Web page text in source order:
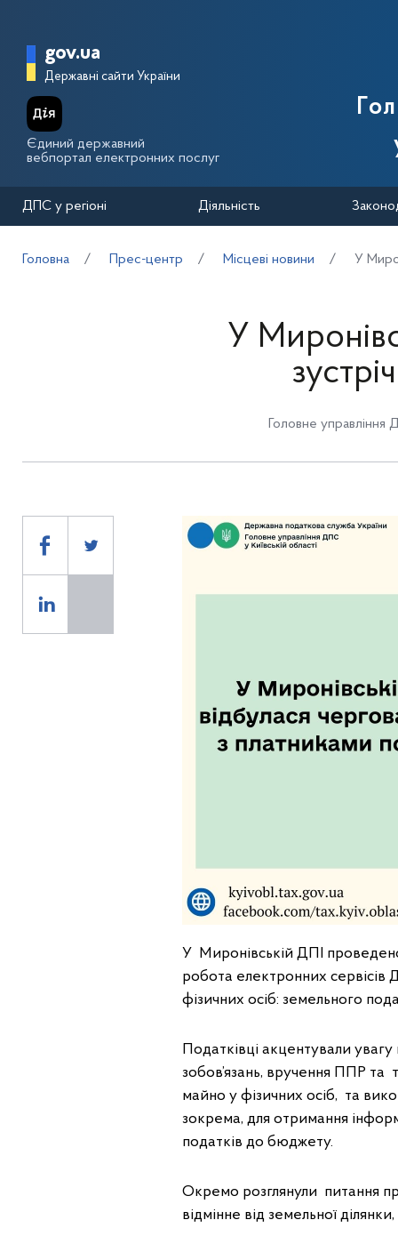
Головна сторінка Державної
gov.ua
Державні сайти України
Єдиний державний
вебпортал електронних послуг
ДПС у регіоні Діяльність
Головна Прес-центр Місцеві новини У
У
Головне управління
У Миронівській ДПІ
робота електронних
фізичних осіб: земельного
Податківці акцентували
зобов’язань, вручення ППР та
майно у фізичних осіб, та
зокрема, для отримання
податків до бюджету.
Окремо розглянули питання
відмінне від земельної